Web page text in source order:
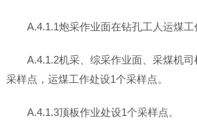
A.4.1.1炮采作业面在钻孔工人运煤工
A.4.1.2机采、综采作业面、采煤机
采样点，运煤工作处设1个采样点。
A.4.1.3顶板作业处设1个采样点。